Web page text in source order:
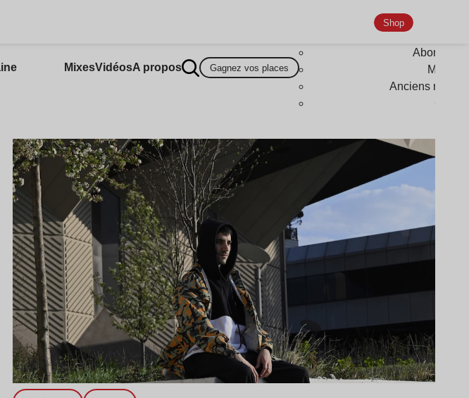
MixesVidéosA propos Gagnez vos places
Shop
Anciens